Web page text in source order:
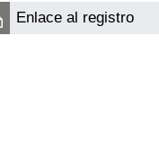
Enlace al registro